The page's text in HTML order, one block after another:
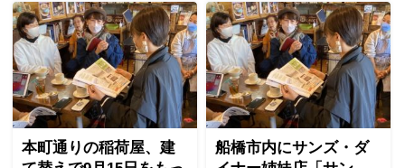
本町通りの稲荷屋、建
船橋市内にサンズ・ダ